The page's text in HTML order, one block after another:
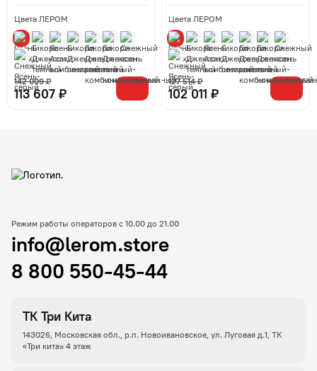
Цвета ЛЕРОМ
113 607 ₽
142 009 ₽
Цвета ЛЕРОМ
102 011 ₽
127 514 ₽
ТК Три Кита
143026, Московская обл., р.п. Новоивановское, ул. Луговая д.1, ТК
«Три кита» 4 этаж
Режим работы операторов с 10.00 до 21.00
info@lerom.store
8 800 550-45-44